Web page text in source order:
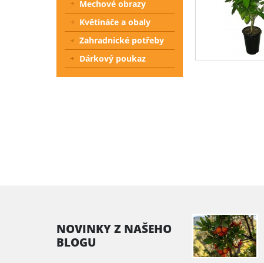
Mechové obrazy
Květináče a obaly
Zahradnické potřeby
Dárkový poukaz
NOVINKY Z NAŠEHO
BLOGU